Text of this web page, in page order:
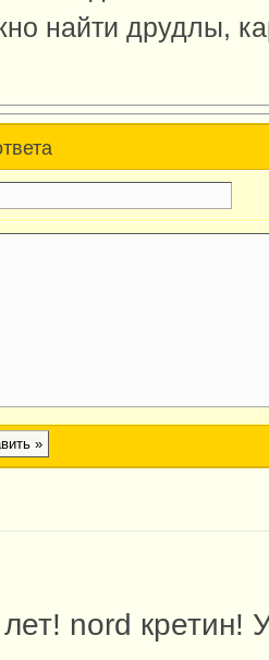
найти друдлы,
nord кретин!